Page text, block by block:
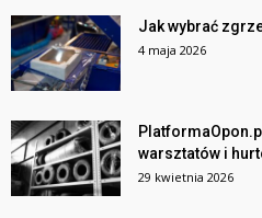
Jak wybrać
4 maja 2026
warsztatów i
29 kwietnia 2026